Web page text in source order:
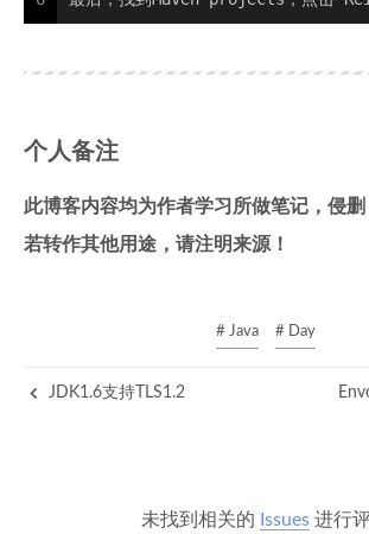
个人备注
此博客内容均为作者学习所做笔记，侵删
若转作其他用途，请注明来源！
# Java # Day
JDK1.6支持TLS1.2
未找到相关的 Issues 进行